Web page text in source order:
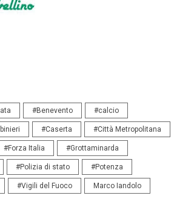
#Benevento #calcio
#Caserta #Città Metropolitana
#Forza Italia #Grottaminarda
#Polizia di stato #Potenza
#Vigili del Fuoco Marco Iandolo